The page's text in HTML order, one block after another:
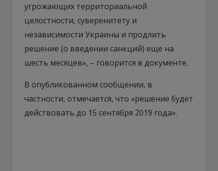
угрожающих территориальной
целостности, суверенитету и
независимости Украины и продлить
решение (о введении санкций) еще на
шесть месяцев», – говорится в документе.
В опубликованном сообщении, в
частности, отмечается, что «решение будет
действовать до 15 сентября 2019 года».